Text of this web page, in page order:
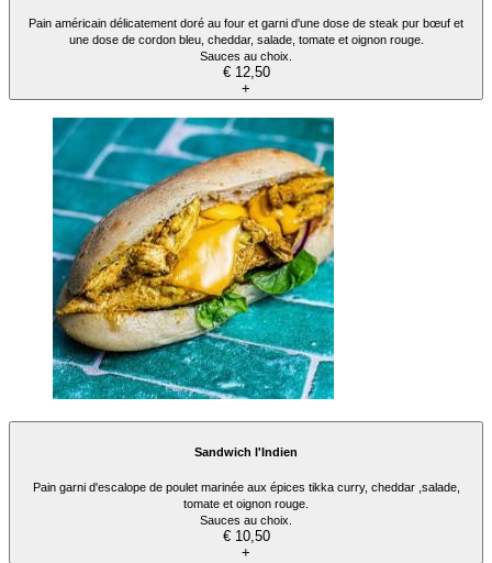
Pain américain délicatement doré au four et garni d'une dose de steak pur bœuf et
une dose de cordon bleu, cheddar, salade, tomate et oignon rouge.
Sauces au choix.
€ 12,50
+
Sandwich l'Indien
Pain garni d'escalope de poulet marinée aux épices tikka curry, cheddar ,salade,
tomate et oignon rouge.
Sauces au choix.
€ 10,50
+